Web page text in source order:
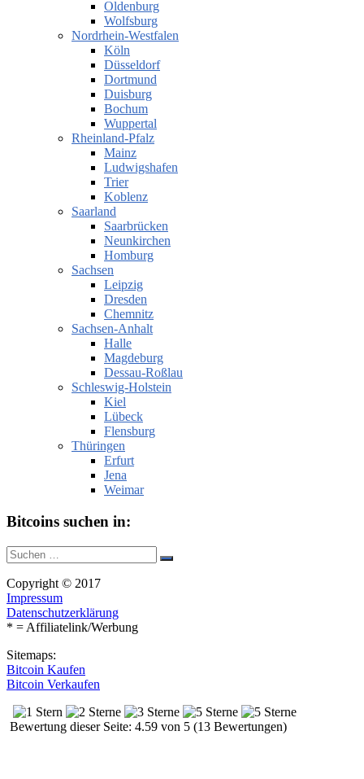
Oldenburg
Wolfsburg
Nordrhein-Westfalen
Köln
Düsseldorf
Dortmund
Duisburg
Bochum
Wuppertal
Rheinland-Pfalz
Mainz
Ludwigshafen
Trier
Koblenz
Saarland
Saarbrücken
Neunkirchen
Homburg
Sachsen
Leipzig
Dresden
Chemnitz
Sachsen-Anhalt
Halle
Magdeburg
Dessau-Roßlau
Schleswig-Holstein
Kiel
Lübeck
Flensburg
Thüringen
Erfurt
Jena
Weimar
Bitcoins suchen in:
Suche
nach:
Suchen
Copyright © 2017
Impressum
Datenschutzerklärung
* = Affiliatelink/Werbung
Sitemaps:
Bitcoin Kaufen
Bitcoin Verkaufen
Bewertung dieser Seite: 4.59 von 5 (13 Bewertungen)